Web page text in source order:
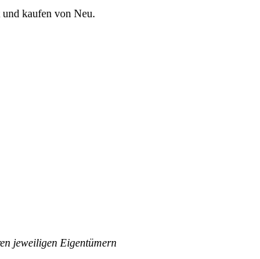
kaufen von Neu.
jeweiligen Eigentümern